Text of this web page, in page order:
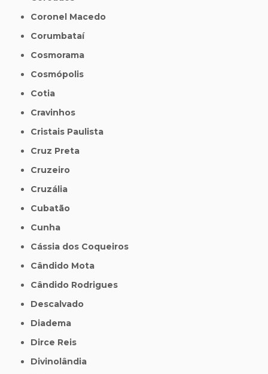
Coronel Macedo
Corumbataí
Cosmorama
Cosmópolis
Cotia
Cravinhos
Cristais Paulista
Cruz Preta
Cruzeiro
Cruzália
Cubatão
Cunha
Cássia dos Coqueiros
Cândido Mota
Cândido Rodrigues
Descalvado
Diadema
Dirce Reis
Divinolândia